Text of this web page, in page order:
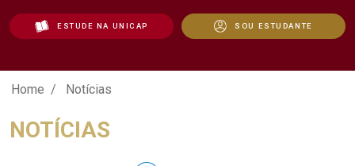
ESTUDE NA UNICAP SOU ESTUDANTE
Notícias - Unicap
Home Notícias
NOTÍCIAS